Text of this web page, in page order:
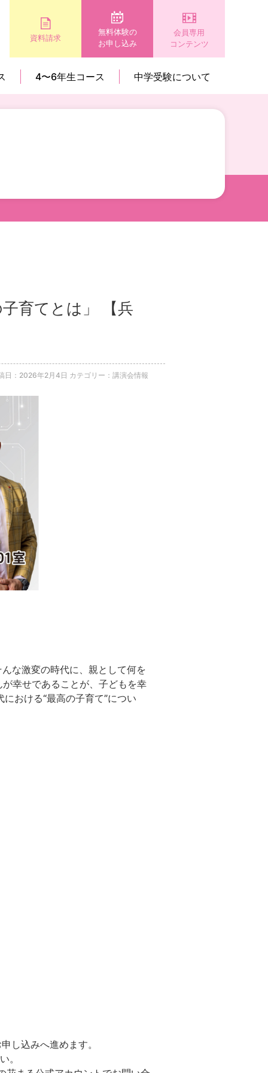
資料請求
無料体験の
お申し込み
会員専用
コンテンツ
4〜6年生コース 中学受験について
育てとは」 【兵
日：2026年2月4日 カテゴリー：講演会情報
な激変の時代に、親として何を
幸せであることが、子どもを幸
おける“最高の子育て”につい
し込みへ進めます。
。